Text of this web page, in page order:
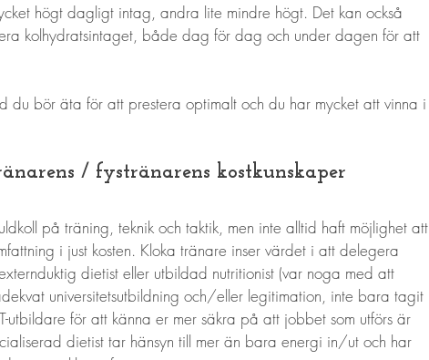
högt dagligt intag, andra lite mindre högt. Det kan också
kolhydratsintaget, både dag för dag och under dagen för att
du bör äta för att prestera optimalt och du har mycket att vinna i
/ fystränarens kostkunskaper
på träning, teknik och taktik, men inte alltid haft möjlighet att
i just kosten. Kloka tränare inser värdet i att delegera
dietist eller utbildad nutritionist (var noga med att
universitetsutbildning och/eller legitimation, inte bara tagit
utbildare för att känna er mer säkra på att jobbet som utförs är
dietist tar hänsyn till mer än bara energi in/ut och har